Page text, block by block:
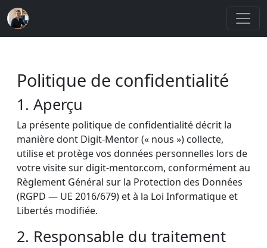
Politique de confidentialité
1. Aperçu
La présente politique de confidentialité décrit la
manière dont Digit-Mentor (« nous ») collecte,
utilise et protège vos données personnelles lors de
votre visite sur digit-mentor.com, conformément au
Règlement Général sur la Protection des Données
(RGPD — UE 2016/679) et à la Loi Informatique et
Libertés modifiée.
2. Responsable du traitement